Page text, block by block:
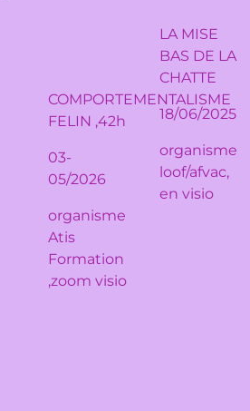
COMPORTEMENTALISME
FELIN ,42h
03-
05/2026
organisme
Atis
Formation
,zoom visio
LA MISE
BAS DE LA
CHATTE
18/06/2025
organisme
loof/afvac,
en visio